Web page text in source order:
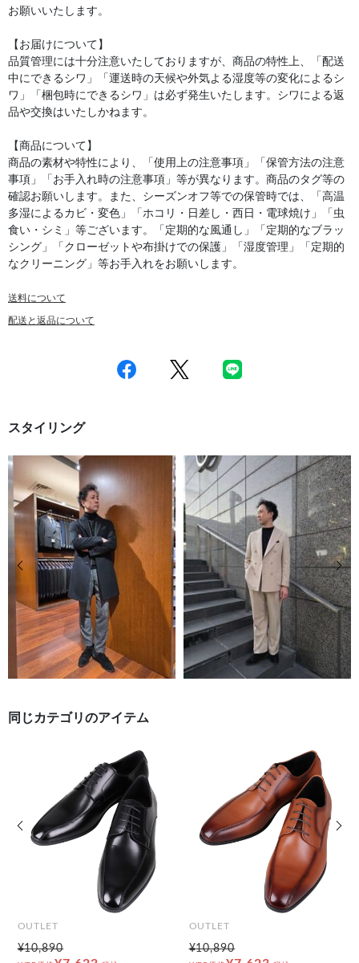
お願いいたします。
【お届けについて】
品質管理には十分注意いたしておりますが、商品の特性上、「配送
中にできるシワ」「運送時の天候や外気よる湿度等の変化によるシ
ワ」「梱包時にできるシワ」は必ず発生いたします。シワによる返
品や交換はいたしかねます。
【商品について】
商品の素材や特性により、「使用上の注意事項」「保管方法の注意
事項」「お手入れ時の注意事項」等が異なります。商品のタグ等の
確認お願いします。また、シーズンオフ等での保管時では、「高温
多湿によるカビ・変色」「ホコリ・日差し・西日・電球焼け」「虫
食い・シミ」等ございます。「定期的な風通し」「定期的なブラッ
シング」「クローゼットや布掛けでの保護」「湿度管理」「定期的
なクリーニング」等お手入れをお願いします。
送料について
配送と返品について
スタイリング
前の画像 次の
同じカテゴリのアイテム
OUTLET
¥10,890
OUTLET
¥10,890
前の画像